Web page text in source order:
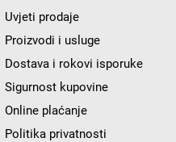
Uvjeti prodaje
Proizvodi i usluge
Dostava i rokovi isporuke
Sigurnost kupovine
Online plaćanje
Politika privatnosti